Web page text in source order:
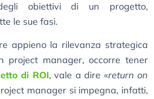
obiettivi di un progetto,
le sue fasi.
appieno la rilevanza strategica
project manager, occorre tener
di ROI, vale a dire «return on
manager si impegna, infatti,